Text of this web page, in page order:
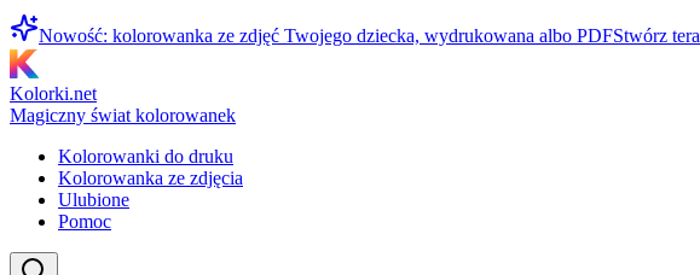
Nowość: kolorowanka ze zdjęć Twojego dziecka, wydrukowana albo PDFStwórz
Kolorki.net
Magiczny świat kolorowanek
Kolorowanki do druku
Kolorowanka ze zdjęcia
Ulubione
Pomoc